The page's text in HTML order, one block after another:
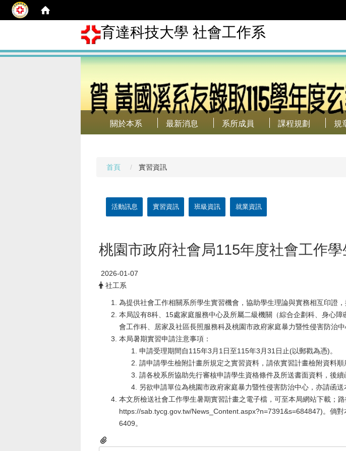
育達科技大學 社會工作系
關於本系 最新消息 系所成員 課程規劃 規
首頁 實習資訊
活動訊息 實習資訊 班級資訊 就業資訊
桃園市政府社會局115年度社會工作
2026-01-07
社工系
為提供社會工作相關系所學生實習機會，協助學生理論與實務相互印證
本局設有8科、15處家庭服務中心及所屬二級機關（綜合企劃科、身心
會工作科、居家及社區長照服務科及桃園市政府家庭暴力暨性侵害防治
本局暑期實習申請注意事項：
申請受理期間自115年3月1日至115年3月31日止(以郵戳為憑)。
請申請學生檢附計畫所規定之實習資料，請依實習計畫檢附資料
請各校系所協助先行審核申請學生資格條件及所送書面資料，後續
另欲申請單位為桃園市政府家庭暴力暨性侵害防治中心，亦請函送
本文所檢送社會工作學生暑期實習計畫之電子檔，可至本局網站下載；
https://sab.tycg.gov.tw/News_Content.aspx?n=7391&s=684847)。倘
6409。